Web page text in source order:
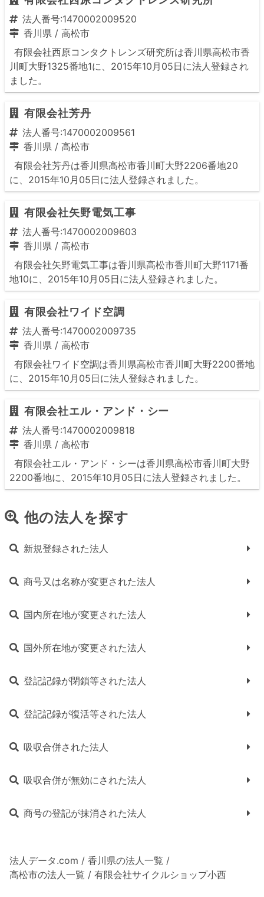
法人番号:1470002009520
香川県 / 高松市
有限会社西原コンタクトレンズ研究所は香川県高松市香
川町大野1325番地1に、2015年10月05日に法人登録され
ました。
有限会社芳丹
法人番号:1470002009561
香川県 / 高松市
有限会社芳丹は香川県高松市香川町大野2206番地20
に、2015年10月05日に法人登録されました。
有限会社矢野電気工事
法人番号:1470002009603
香川県 / 高松市
有限会社矢野電気工事は香川県高松市香川町大野1171番
地10に、2015年10月05日に法人登録されました。
有限会社ワイド空調
法人番号:1470002009735
香川県 / 高松市
有限会社ワイド空調は香川県高松市香川町大野2200番地
に、2015年10月05日に法人登録されました。
有限会社エル・アンド・シー
法人番号:1470002009818
香川県 / 高松市
有限会社エル・アンド・シーは香川県高松市香川町大野
2200番地に、2015年10月05日に法人登録されました。
他の法人を探す
新規登録された法人
商号又は名称が変更された法人
国内所在地が変更された法人
国外所在地が変更された法人
登記記録が閉鎖等された法人
登記記録が復活等された法人
吸収合併された法人
吸収合併が無効にされた法人
商号の登記が抹消された法人
法人データ.com / 香川県の法人一覧 /
高松市の法人一覧 / 有限会社サイクルショップ小西